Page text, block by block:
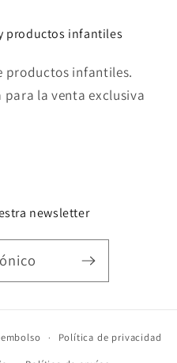
productos infantiles
productos infantiles.
para la venta exclusiva
newsletter
Política de privacidad